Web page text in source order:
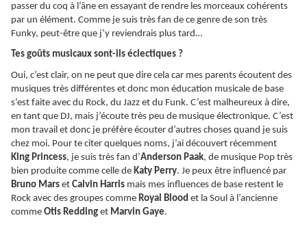
passer du coq à l’âne en essayant de rendre les morceaux cohérents
par un élément. Comme je suis très fan de ce genre de son très
Funky, peut-être que j’y reviendrais plus tard…
Tes goûts musicaux sont-ils éclectiques ?
Oui, c’est clair, on ne peut que dire cela car mes parents écoutent des
musiques très différentes et donc mon éducation musicale de base
s’est faite avec du Rock, du Jazz et du Funk. C’est malheureux à dire,
en tant que DJ, mais j’écoute très peu de musique électronique. C’est
mon travail et donc je préfère écouter d’autres choses quand je suis
chez moi. Pour te citer quelques noms, j’ai découvert récemment
King Princess, je suis très fan d’Anderson Paak, de musique Pop très
bien produite comme celle de Katy Perry. Je peux être influencé par
Bruno Mars et Calvin Harris mais mes influences de base restent le
Rock avec des groupes comme Royal Blood et la Soul à l’ancienne
comme Otis Redding et Marvin Gaye.